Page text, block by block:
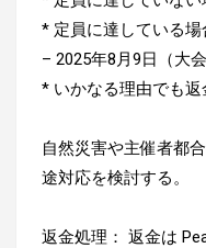
* 定員に達している
– 2025年8月9日（大
* いかなる理由でも返
自然災害や主催者都
途対応を検討する。
返金処理： 返金は